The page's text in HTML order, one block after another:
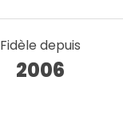
Fidèle depuis
2006